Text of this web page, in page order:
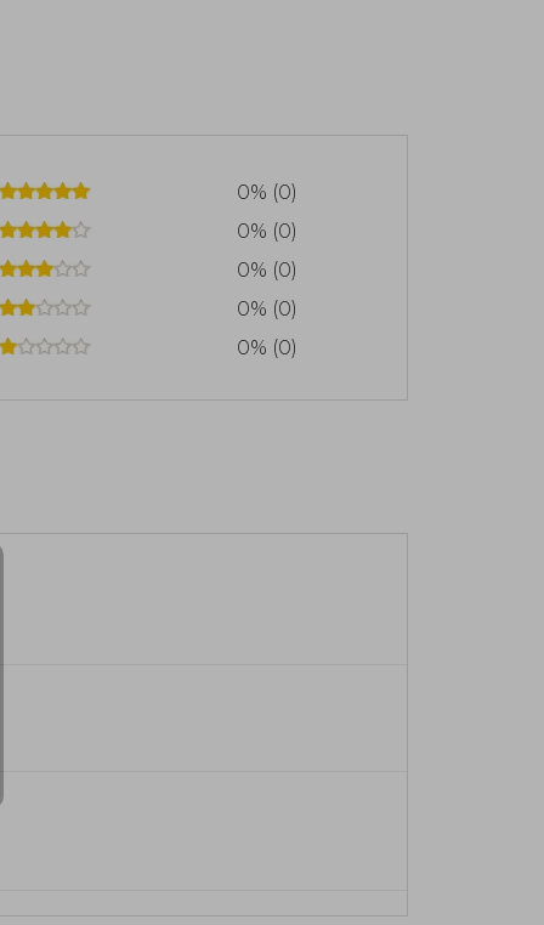
0% (0)
0% (0)
0% (0)
0% (0)
0% (0)